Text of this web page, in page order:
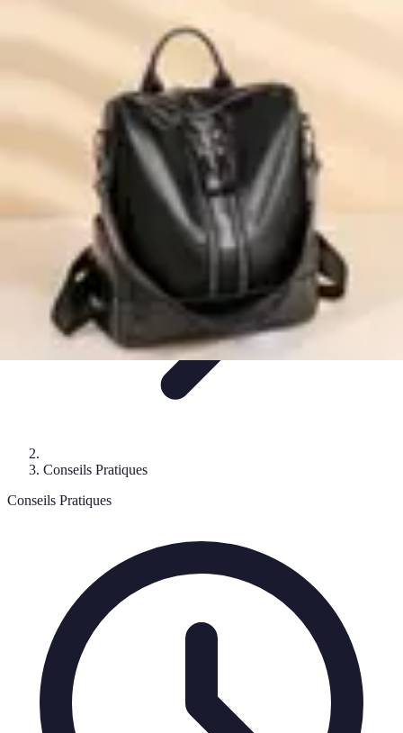
StratégiesErreurs à Éviter
Stratégies de Voyage
Minimalisme Voyage
Conseils Pratiques
Conseils Pratiques